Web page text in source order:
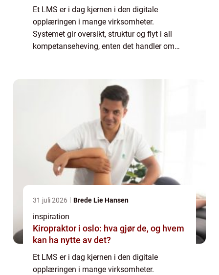
Et LMS er i dag kjernen i den digitale
opplæringen i mange virksomheter.
Systemet gir oversikt, struktur og flyt i all
kompetanseheving, enten det handler om
31 juli 2026 Brede Lie Hansen
inspiration
Kiropraktor i oslo: hva gjør de, og hvem
kan ha nytte av det?
Et LMS er i dag kjernen i den digitale
opplæringen i mange virksomheter.